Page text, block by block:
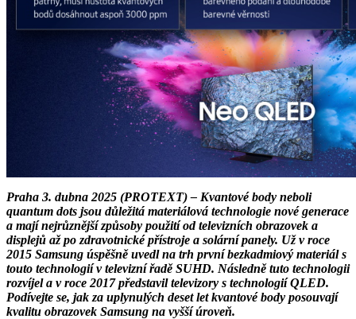
Praha 3. dubna 2025 (PROTEXT) – Kvantové body neboli
quantum dots jsou důležitá materiálová technologie nové generace
a mají nejrůznější způsoby použití od televizních obrazovek a
displejů až po zdravotnické přístroje a solární panely. Už v roce
2015 Samsung úspěšně uvedl na trh první bezkadmiový materiál s
touto technologií v televizní řadě SUHD. Následně tuto technologii
rozvíjel a v roce 2017 představil televizory s technologií QLED.
Podívejte se, jak za uplynulých deset let kvantové body posouvají
kvalitu obrazovek Samsung na vyšší úroveň.